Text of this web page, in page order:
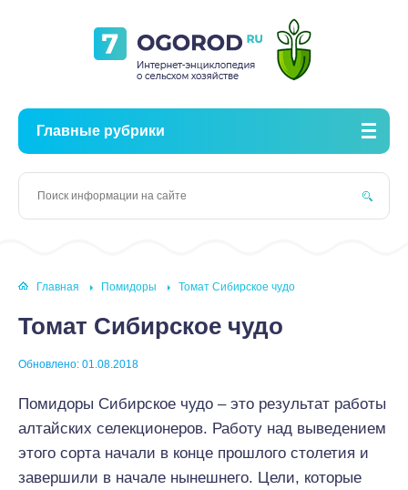
Главные рубрики
Главная Помидоры Томат Сибирское чудо
Томат Сибирское чудо
Обновлено: 01.08.2018
Помидоры Сибирское чудо – это результат работы
алтайских селекционеров. Работу над выведением
этого сорта начали в конце прошлого столетия и
завершили в начале нынешнего. Цели, которые